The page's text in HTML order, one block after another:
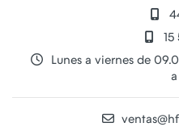
15
Lunes a viernes de